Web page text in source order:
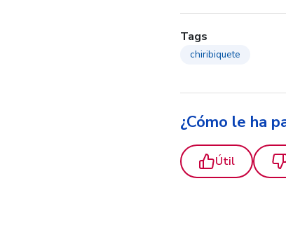
Tags
chiribiquete
¿Cómo le ha
Útil